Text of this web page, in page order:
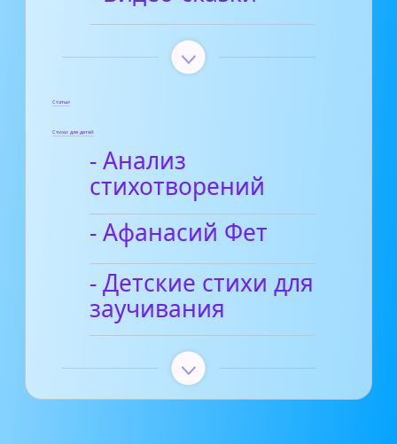
Статьи
Стихи для детей
- Анализ
стихотворений
- Афанасий Фет
- Детские стихи для
заучивания